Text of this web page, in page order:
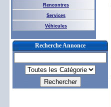
Rencontres
Services
Véhicules
Recherche Annonce